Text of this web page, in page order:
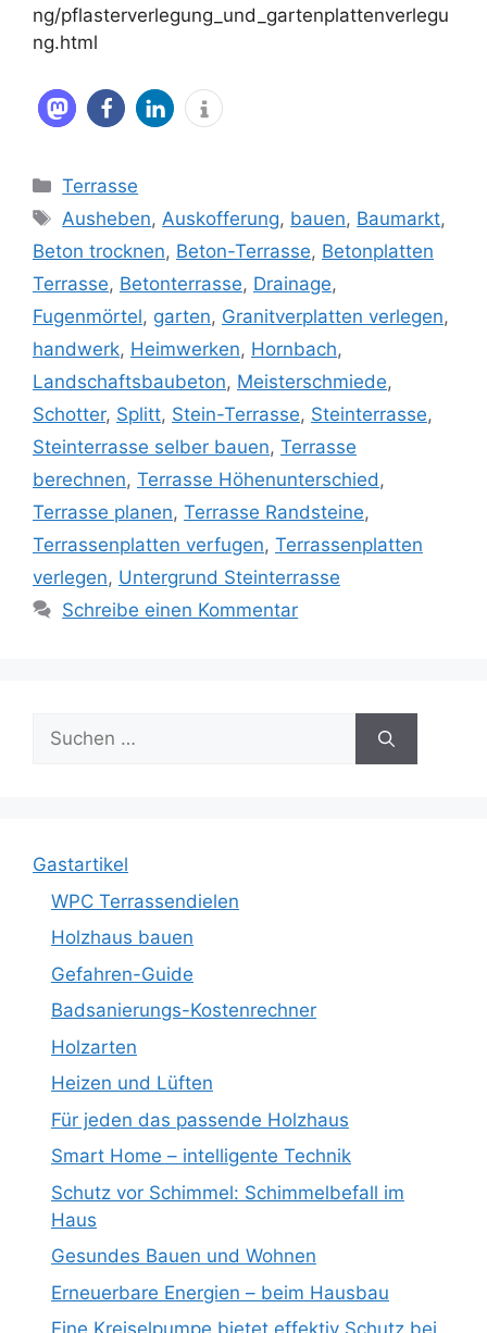
ng/pflasterverlegung_und_gartenplattenverlegu
ng.html
Kategorien
Terrasse
Schlagwörter
Ausheben,Auskofferung, bauen, Baumarkt,
Beton trocknen, Beton-Terrasse, Betonplatten
Terrasse, Betonterrasse, Drainage,
Fugenmörtel, garten, Granitverplatten verlegen,
handwerk, Heimwerken, Hornbach,
Landschaftsbaubeton, Meisterschmiede,
Schotter, Splitt, Stein-Terrasse, Steinterrasse,
Steinterrasse selber bauen, Terrasse
berechnen, Terrasse Höhenunterschied,
Terrasse planen, Terrasse Randsteine,
Terrassenplatten verfugen, Terrassenplatten
verlegen, Untergrund Steinterrasse
Schreibe einen Kommentar
Suche
nach:
Gastartikel
WPC Terrassendielen
Holzhaus bauen
Gefahren-Guide
Badsanierungs-Kostenrechner
Holzarten
Heizen und Lüften
Für jeden das passende Holzhaus
Smart Home – intelligente Technik
Schutz vor Schimmel: Schimmelbefall im
Haus
Gesundes Bauen und Wohnen
Erneuerbare Energien – beim Hausbau